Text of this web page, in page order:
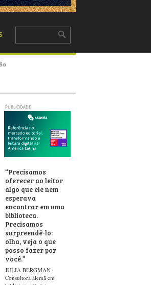
PUBLICIDADE
“Precisamos
oferecer ao leitor
algo que ele nem
esperava
encontrar em uma
biblioteca.
Precisamos
surpreendê-lo:
olha, veja o que
posso fazer por
você.”
JULIA BERGMAN
Consultora alemã em